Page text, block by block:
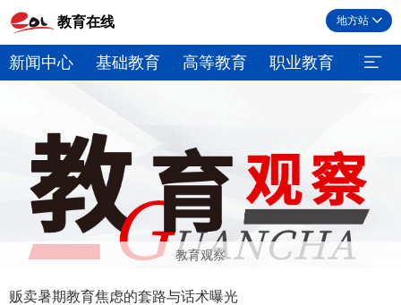
教育在线 地方站
新闻中心 基础教育 高等教育 职业教育 继续
教育观察
贩卖暑期教育焦虑的套路与话术曝光